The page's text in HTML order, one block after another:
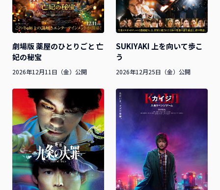
劇場版 薬屋のひとりごと 亡
妃の秘宝
2026年12月11日（金）公開
SUKIYAKI 上を向いて歩こ
う
2026年12月25日（金）公開